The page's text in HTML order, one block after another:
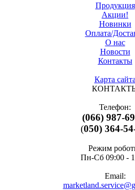
Продукция
Акции!
Новинки
Оплата/
О нас
Новости
Контакты
Карта сайта
Телефон:
(066) 987-
(050) 364-
Режим
Пн-Cб 09:00 -
Email: